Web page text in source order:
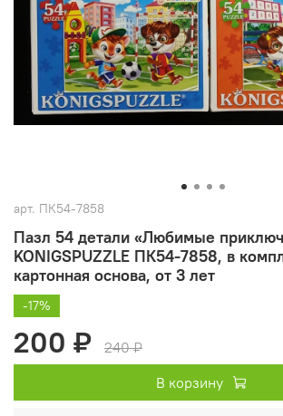
арт. ПК54-7858
Пазл 54 детали «Любимые
KONIGSPUZZLE ПК54-7858, в
картонная основа, от 3 лет
-17%
200 ₽
240 ₽
В корзину